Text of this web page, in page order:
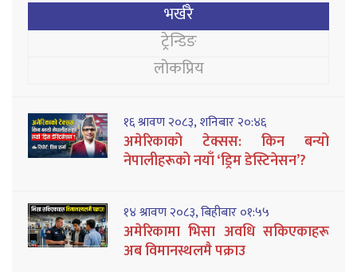
भर्खरै
ट्रेन्डिङ
लोकप्रिय
१६ श्रावण २०८३, शनिबार २०:४६
अमेरिकाको टेक्सस: किन बन्यो
नेपालीहरूको नयाँ ‘ड्रिम डेस्टिनेसन’?
१४ श्रावण २०८३, बिहीबार ०१:५५
अमेरिकामा भिसा अवधि सकिएकाहरू
अब विमानस्थलमै पक्राउ